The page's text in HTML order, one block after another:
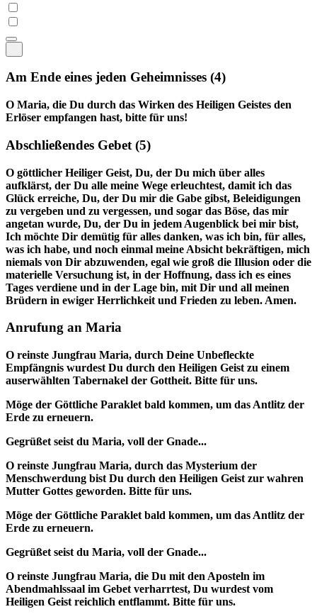
Am Ende eines jeden Geheimnisses (4)
O Maria, die Du durch das Wirken des Heiligen Geistes den
Erlöser empfangen hast, bitte für uns!
Abschließendes Gebet (5)
O göttlicher Heiliger Geist, Du, der Du mich über alles
aufklärst, der Du alle meine Wege erleuchtest, damit ich das
Glück erreiche, Du, der Du mir die Gabe gibst, Beleidigungen
zu vergeben und zu vergessen, und sogar das Böse, das mir
angetan wurde, Du, der Du in jedem Augenblick bei mir bist,
Ich möchte Dir demütig für alles danken, was ich bin, für alles,
was ich habe, und noch einmal meine Absicht bekräftigen, mich
niemals von Dir abzuwenden, egal wie groß die Illusion oder die
materielle Versuchung ist, in der Hoffnung, dass ich es eines
Tages verdiene und in der Lage bin, mit Dir und all meinen
Brüdern in ewiger Herrlichkeit und Frieden zu leben. Amen.
Anrufung an Maria
O reinste Jungfrau Maria, durch Deine Unbefleckte
Empfängnis wurdest Du durch den Heiligen Geist zu einem
auserwählten Tabernakel der Gottheit. Bitte für uns.
Möge der Göttliche Paraklet bald kommen, um das Antlitz der
Erde zu erneuern.
Gegrüßet seist du Maria, voll der Gnade...
O reinste Jungfrau Maria, durch das Mysterium der
Menschwerdung bist Du durch den Heiligen Geist zur wahren
Mutter Gottes geworden. Bitte für uns.
Möge der Göttliche Paraklet bald kommen, um das Antlitz der
Erde zu erneuern.
Gegrüßet seist du Maria, voll der Gnade...
O reinste Jungfrau Maria, die Du mit den Aposteln im
Abendmahlssaal im Gebet verharrtest, Du wurdest vom
Heiligen Geist reichlich entflammt. Bitte für uns.